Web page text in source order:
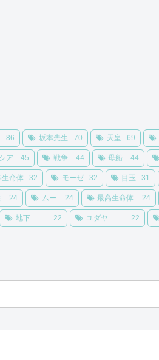
86 坂本先生 70 天皇 69
ア 45 戦争 44 母船 44
生命体 32 モーゼ 32 目玉 31
24 ムー 24 最高生命体 24
地下 22 ユダヤ 22